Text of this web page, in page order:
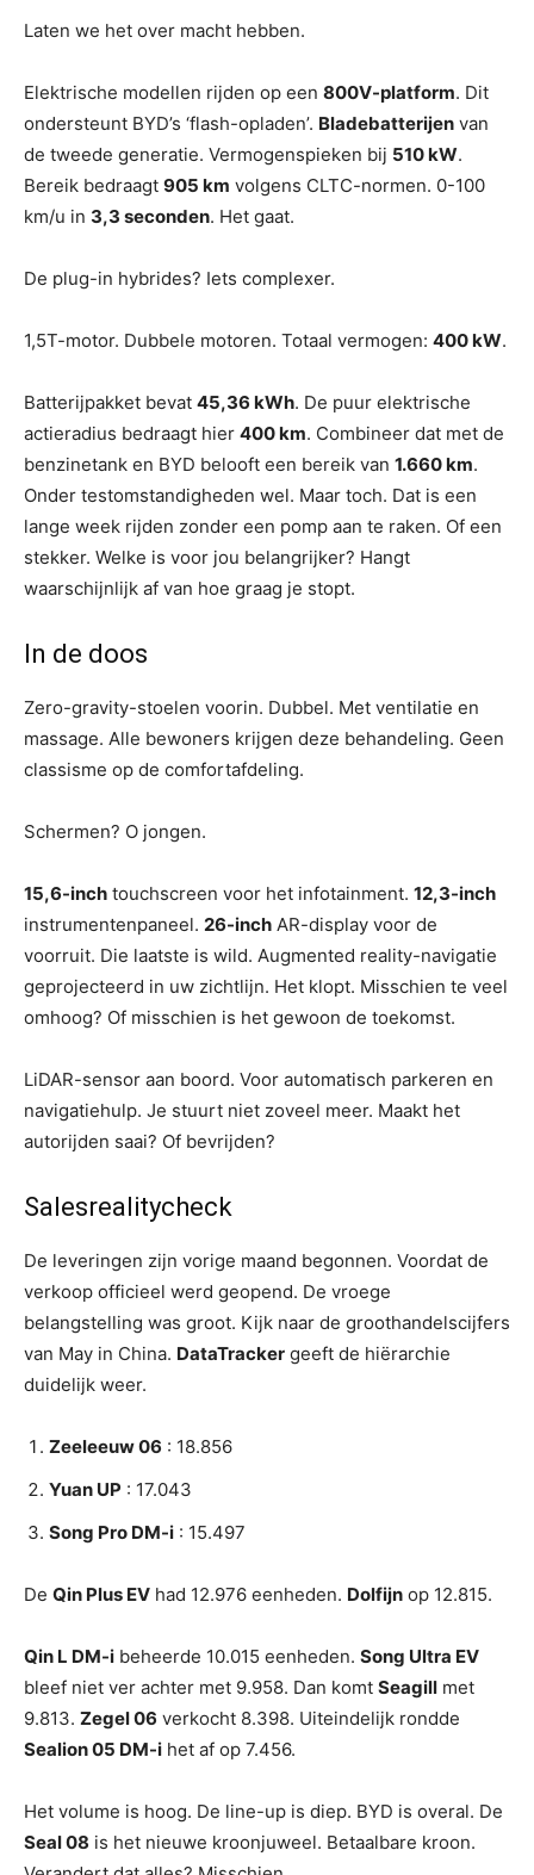
Laten we het over macht hebben.
Elektrische modellen rijden op een 800V-platform. Dit
ondersteunt BYD’s ‘flash-opladen’. Bladebatterijen van
de tweede generatie. Vermogenspieken bij 510 kW.
Bereik bedraagt ​​ 905 km volgens CLTC-normen. 0-100
km/u in 3,3 seconden. Het gaat.
De plug-in hybrides? Iets complexer.
1,5T-motor. Dubbele motoren. Totaal vermogen: 400 kW.
Batterijpakket bevat 45,36 kWh. De puur elektrische
actieradius bedraagt ​​hier 400 km. Combineer dat met de
benzinetank en BYD belooft een bereik van 1.660 km.
Onder testomstandigheden wel. Maar toch. Dat is een
lange week rijden zonder een pomp aan te raken. Of een
stekker. Welke is voor jou belangrijker? Hangt
waarschijnlijk af van hoe graag je stopt.
In de doos
Zero-gravity-stoelen voorin. Dubbel. Met ventilatie en
massage. Alle bewoners krijgen deze behandeling. Geen
classisme op de comfortafdeling.
Schermen? O jongen.
15,6-inch touchscreen voor het infotainment. 12,3-inch
instrumentenpaneel. 26-inch AR-display voor de
voorruit. Die laatste is wild. Augmented reality-navigatie
geprojecteerd in uw zichtlijn. Het klopt. Misschien te veel
omhoog? Of misschien is het gewoon de toekomst.
LiDAR-sensor aan boord. Voor automatisch parkeren en
navigatiehulp. Je stuurt niet zoveel meer. Maakt het
autorijden saai? Of bevrijden?
Salesrealitycheck
De leveringen zijn vorige maand begonnen. Voordat de
verkoop officieel werd geopend. De vroege
belangstelling was groot. Kijk naar de groothandelscijfers
van May in China. DataTracker geeft de hiërarchie
duidelijk weer.
Zeeleeuw 06 : 18.856
Yuan UP : 17.043
Song Pro DM-i : 15.497
De Qin Plus EV had 12.976 eenheden. Dolfijn op 12.815.
Qin L DM-i beheerde 10.015 eenheden. Song Ultra EV
bleef niet ver achter met 9.958. Dan komt Seagill met
9.813. Zegel 06 verkocht 8.398. Uiteindelijk rondde
Sealion 05 DM-i het af op 7.456.
Het volume is hoog. De line-up is diep. BYD is overal. De
Seal 08 is het nieuwe kroonjuweel. Betaalbare kroon.